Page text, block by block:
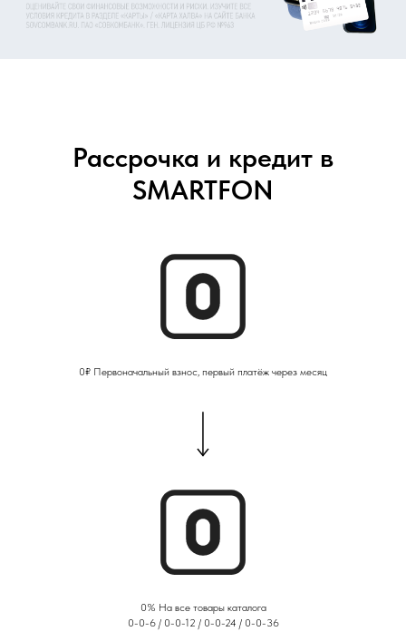
Рассрочка и кредит в
SMARTFON
0₽ Первоначальный взнос, первый платёж через месяц
0% На все товары каталога
0-0-6 / 0-0-12 / 0-0-24 / 0-0-36